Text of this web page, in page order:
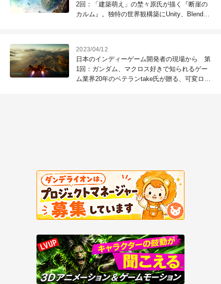
2回：「建築萌え」の埜々原氏が描く『断崖の
カルム』。独特の世界観構築にUnity、Blender
2023/04/12
日本のインディーゲーム開発者の現場から 第
1回：ガンダム、マクロス好きで知られるゲー
ム業界20年のベテランtake氏が贈る、可変ロボ